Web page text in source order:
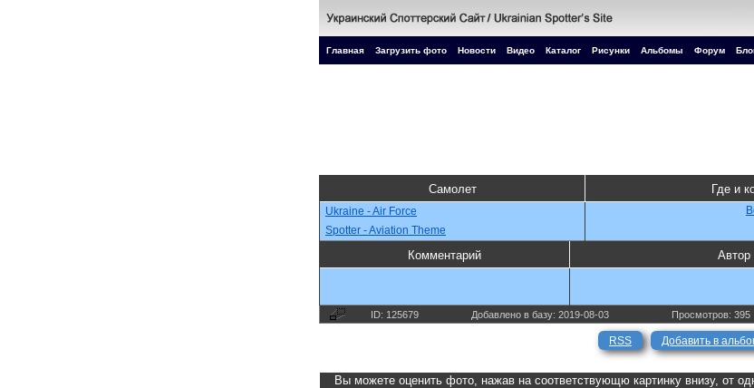
Главная Загрузить фото Новости Видео Каталог Рисунки Альбомы Форум
Самолет Где и
Ukraine - Air Force
Spotter - Aviation Theme
Комментарий Автор
ID: 125679 Добавлено в базу: 2019-08-03 Просмотров: 395
RSS Добавить в
Вы можете оценить фото, нажав на соответствующю картинку внизу, от